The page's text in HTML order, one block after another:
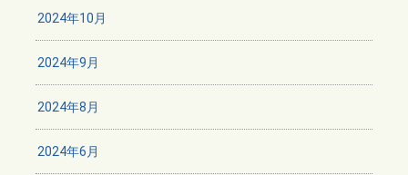
2024年10月
2024年9月
2024年8月
2024年6月